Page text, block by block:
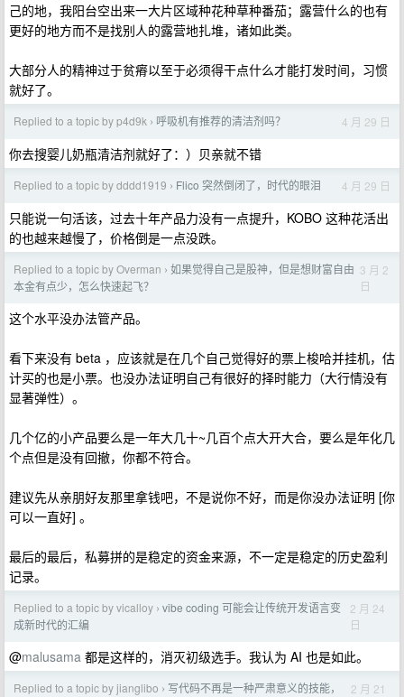
己的地，我阳台空出来一大片区域种花种草种番茄；露营什么的也有
更好的地方而不是找别人的露营地扎堆，诸如此类。
大部分人的精神过于贫瘠以至于必须得干点什么才能打发时间，习惯
就好了。
Replied to a topic by p4d9k › 呼吸机有推荐的清洁剂吗？ 4 月 29 日
你去搜婴儿奶瓶清洁剂就好了：）贝亲就不错
Replied to a topic by dddd1919 › Flico 突然倒闭了，时代的眼泪 4 月 29 日
只能说一句活该，过去十年产品力没有一点提升，KOBO 这种花活出
的也越来越慢了，价格倒是一点没跌。
Replied to a topic by Overman › 如果觉得自己是股神，但是想财富自由
本金有点少，怎么快速起飞？
3 月 2
日
这个水平没办法管产品。
看下来没有 beta ，应该就是在几个自己觉得好的票上梭哈并挂机，估
计买的也是小票。也没办法证明自己有很好的择时能力（大行情没有
显著弹性）。
几个亿的小产品要么是一年大几十~几百个点大开大合，要么是年化几
个点但是没有回撤，你都不符合。
建议先从亲朋好友那里拿钱吧，不是说你不好，而是你没办法证明 [你
可以一直好] 。
最后的最后，私募拼的是稳定的资金来源，不一定是稳定的历史盈利
记录。
Replied to a topic by vicalloy › vibe coding 可能会让传统开发语言变
成新时代的汇编
2 月 24
日
@malusama 都是这样的，消灭初级选手。我认为 AI 也是如此。
Replied to a topic by jianglibo › 写代码不再是一种严肃意义的技能，
2 月 21